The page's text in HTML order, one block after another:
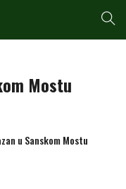
Mostu
u Sanskom Mostu